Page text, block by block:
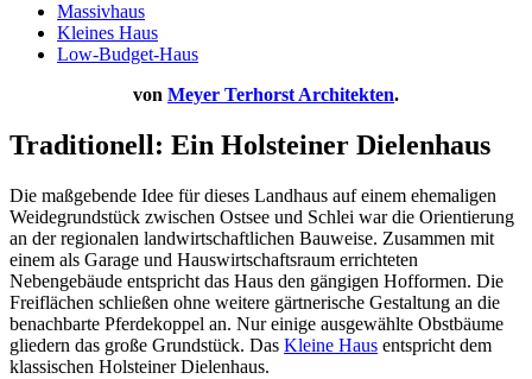
Massivhaus
Kleines Haus
Low-Budget-Haus
von Meyer Terhorst Architekten.
Traditionell: Ein Holsteiner Dielenhaus
Die maßgebende Idee für dieses Landhaus auf einem ehemaligen
Weidegrundstück zwischen Ostsee und Schlei war die Orientierung
an der regionalen landwirtschaftlichen Bauweise. Zusammen mit
einem als Garage und Hauswirtschaftsraum errichteten
Nebengebäude entspricht das Haus den gängigen Hofformen. Die
Freiflächen schließen ohne weitere gärtnerische Gestaltung an die
benachbarte Pferdekoppel an. Nur einige ausgewählte Obstbäume
gliedern das große Grundstück. Das Kleine Haus entspricht dem
klassischen Holsteiner Dielenhaus.